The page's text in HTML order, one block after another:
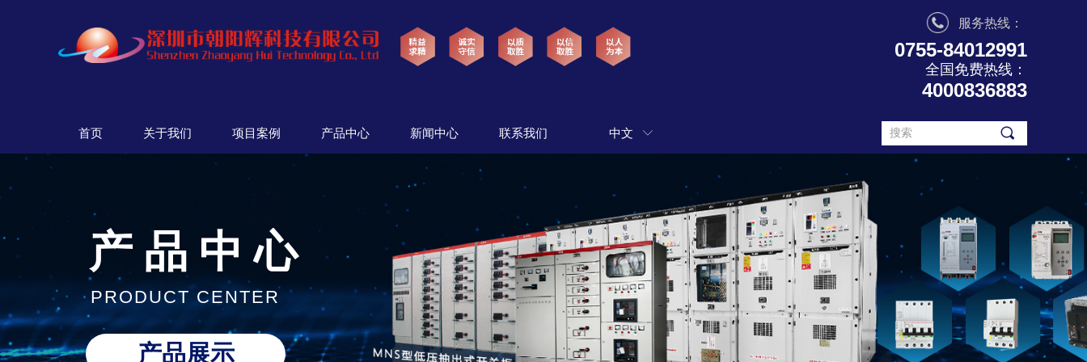
服务热线：
0755-84012991
全国免费热线：
4000836883
首页 关于我们 项目案例 产品中心 新闻中心 联系我们 ꀅ
中文 끠
产 品 中 心
PRODUCT CENTER
产品展示